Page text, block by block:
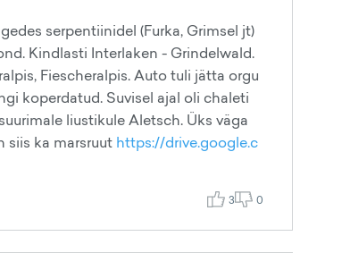
serpentiinidel (Furka, Grimsel jt)
Kindlasti Interlaken - Grindelwald.
Fiescheralpis. Auto tuli jätta orgu
koperdatud. Suvisel ajal oli chaleti
liustikule Aletsch. Üks väga
siis ka marsruut https://drive.google.c
3 0